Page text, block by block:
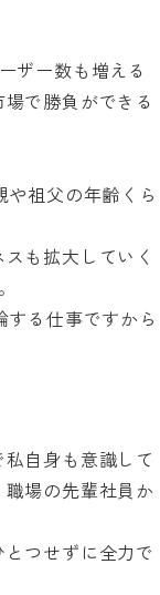
ザー数も増える
で勝負ができる
祖父の年齢くら
も拡大していく
る仕事ですから
自身も意識して
場の先輩社員か
つせずに全力で